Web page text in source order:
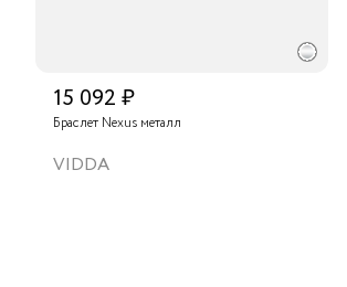
15 092 ₽
Браслет Nexus металл
VIDDA